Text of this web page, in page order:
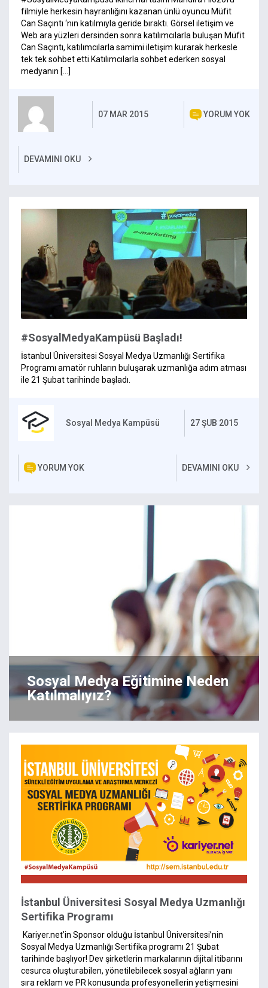
filmiyle herkesin hayranlığını kazanan ünlü oyuncu Müfit
Can Saçıntı ‘nın katılmıyla geride bıraktı. Görsel iletişim ve
Web ara yüzleri dersinden sonra katılımcılarla buluşan Müfit
Can Saçıntı, katılımcılarla samimi iletişim kurarak herkesle
tek tek sohbet etti.Katılımcılarla sohbet ederken sosyal
medyanın […]
07 MAR 2015 YORUM YOK
DEVAMINI OKU
#SosyalMedyaKampüsü Başladı!
İstanbul Üniversitesi Sosyal Medya Uzmanlığı Sertifika
Programı amatör ruhların buluşarak uzmanlığa adım atması
ile 21 Şubat tarihinde başladı.
Sosyal Medya Kampüsü 27 ŞUB 2015
YORUM YOK DEVAMINI OKU
Sosyal Medya Eğitimine Neden
Katılmalıyız?
İstanbul Üniversitesi Sosyal Medya Uzmanlığı
Sertifika Programı
Kariyer.net’in Sponsor olduğu İstanbul Üniversitesi’nin
Sosyal Medya Uzmanlığı Sertifika programı 21 Şubat
tarihinde başlıyor! Dev şirketlerin markalarının dijital itibarını
cesurca oluşturabilen, yönetilebilecek sosyal ağların yanı
sıra reklam ve PR konusunda profesyonellerin yetişmesini